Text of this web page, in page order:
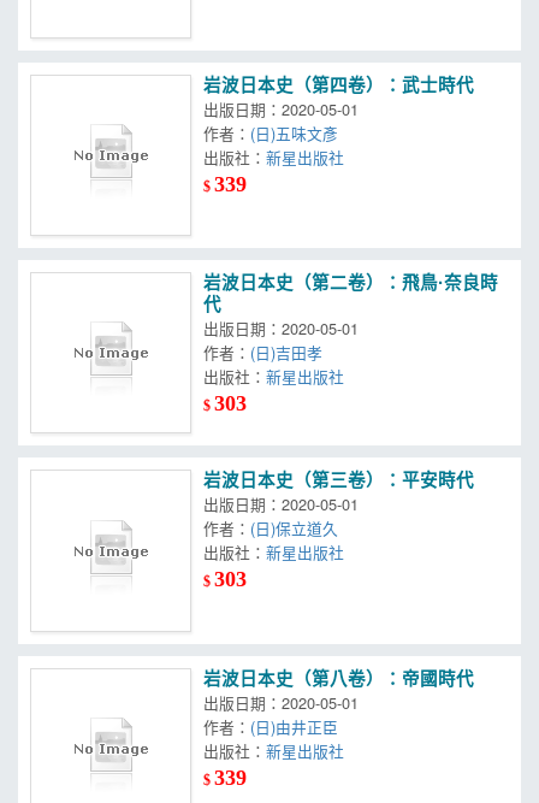
岩波日本史（第四卷）：武士時代
出版日期：2020-05-01
作者： (日)五味文彥
出版社：新星出版社
$339
岩波日本史（第二卷）：飛鳥·奈良時
代
出版日期：2020-05-01
作者： (日)吉田孝
出版社：新星出版社
$303
岩波日本史（第三卷）：平安時代
出版日期：2020-05-01
作者： (日)保立道久
出版社：新星出版社
$303
岩波日本史（第八卷）：帝國時代
出版日期：2020-05-01
作者： (日)由井正臣
出版社：新星出版社
$339